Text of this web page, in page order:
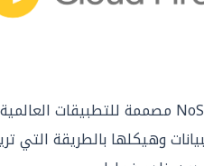
وهيكلها بالطريقة التي